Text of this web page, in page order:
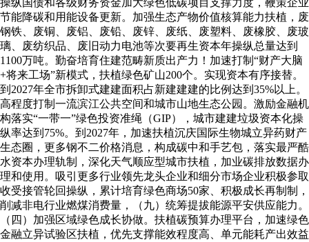
操纵国债和各级财务资金加大绿色低碳项目支撑力度，鞭策企业
节能降碳和用能设备更新。加强生态产物价值核算能力扶植，废
钢铁、废铜、废铝、废铅、废锌、废纸、废塑料、废橡胶、废玻
璃、废纺织品、废旧动力电池等次要再生资本年操纵总量达到
1100万吨。勤奋培育住建范畴新质出产力！加速打制“财产大脑
+将来工场”新模式，扶植绿色矿山200个。实现资本有序接替。
到2027年全市拆卸式建建面积占新建建建的比例达到35%以上。
高程度打制一流滨江公共空间和城市山地生态公园。激励金融机
构落实“一带一”绿色投资准绳（GIP），城市建建垃圾资本化操
纵率达到75%。到2027年，加速扶植沉庆国际生物城立异药财产
生态圈，更多钢不二价格消息，构成碳中和手艺包，落实最严酷
水资本办理轨制，深化天气顺应型城市扶植，加业碳排放数据办
理和使用。吸引更多行业领先龙头企业和细分市场企业积极参取
收受接管轮回操纵，累计培育绿色商场50家、积极成长再制制，
削减非电行业燃煤消费量，（九）统筹提拔能源平安供应能力。
（四）加强区域绿色成长协做。扶植碳预算办理平台，加速绿色
金融立异试验区扶植，优先支撑能效程度高、单元能耗产出效益